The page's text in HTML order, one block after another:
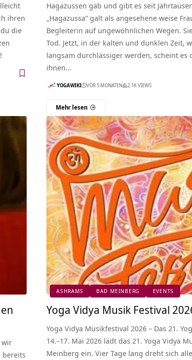
ihren
die
Hagazussen gab und gibt es seit
„Hagazussa” galt als angesehene weise
Begleiterin auf ungewöhnlichen Wegen.
Tod. Jetzt, in der kalten und dunklen Zeit,
langsam durchlässiger werden, scheint
ihnen…
YOGAWIKI VOR 5 MONATEN 2.1K VIEWS
Mehr lesen
wir
bereits
ASHRAMS BAD MEINBERG EVENTS
Yoga Vidya Musik Festival
Yoga Vidya Musikfestival 2026 – Das 21.
14.–17. Mai 2026 lädt das 21. Yoga Vidya
Meinberg ein. Vier Tage lang dreht sich